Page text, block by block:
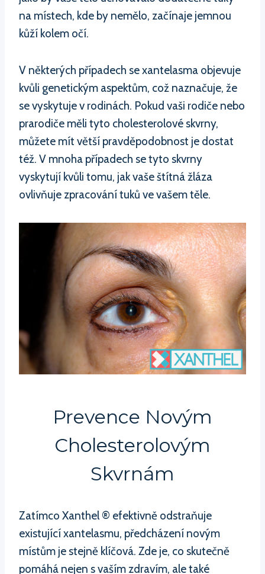
na místech, kde by nemělo, začínaje jemnou
kůží kolem očí.
V některých případech se xantelasma objevuje
kvůli genetickým aspektům, což naznačuje, že
se vyskytuje v rodinách. Pokud vaši rodiče nebo
prarodiče měli tyto cholesterolové skvrny,
můžete mít větší pravděpodobnost je dostat
též. V mnoha případech se tyto skvrny
vyskytují kvůli tomu, jak vaše štítná žláza
ovlivňuje zpracování tuků ve vašem těle.
Prevence Novým
Cholesterolovým
Skvrnám
Zatímco Xanthel ® efektivně odstraňuje
existující xantelasmu, předcházení novým
místům je stejně klíčová. Zde je, co skutečně
pomáhá nejen s vaším zdravím, ale také